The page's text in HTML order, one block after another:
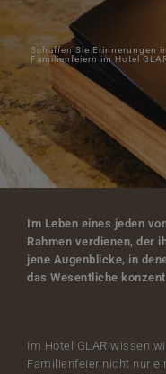
Schaffen Sie Erinnerungen
Familienfeiern im Hotel
Im Leben eines jeden
Rahmen verdienen, der
jene Augenblicke, in
das Wesentliche
Im Hotel GLAR wissen
Familienfeier nicht nur